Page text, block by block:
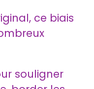
ce biais
souligner